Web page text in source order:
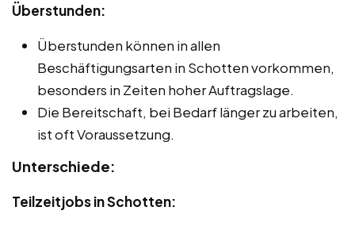
Überstunden:
Überstunden können in allen
Beschäftigungsarten in Schotten vorkommen,
besonders in Zeiten hoher Auftragslage.
Die Bereitschaft, bei Bedarf länger zu arbeiten,
ist oft Voraussetzung.
Unterschiede:
Teilzeitjobs in Schotten: